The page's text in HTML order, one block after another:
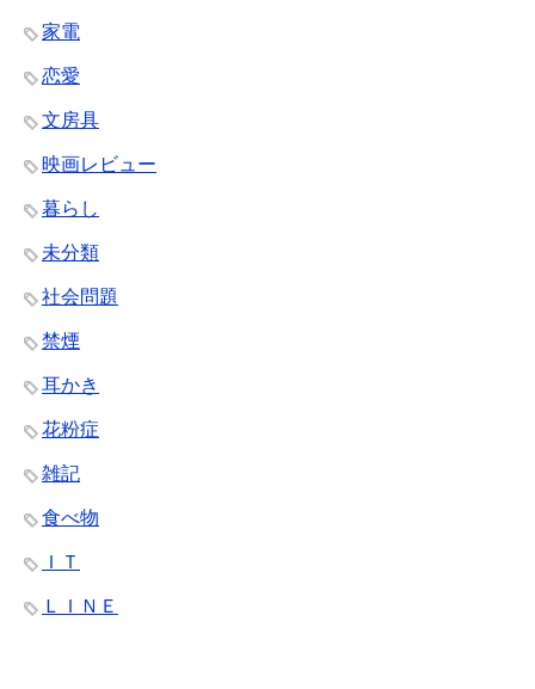
家電
恋愛
文房具
映画レビュー
暮らし
未分類
社会問題
禁煙
耳かき
花粉症
雑記
食べ物
ＩＴ
ＬＩＮＥ